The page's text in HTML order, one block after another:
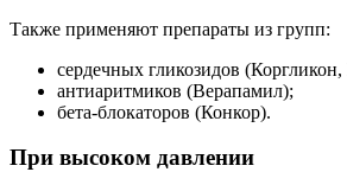
Также применяют препараты из групп:
сердечных гликозидов
антиаритмиков (Верапамил);
бета-блокаторов (Конкор).
При высоком давлении